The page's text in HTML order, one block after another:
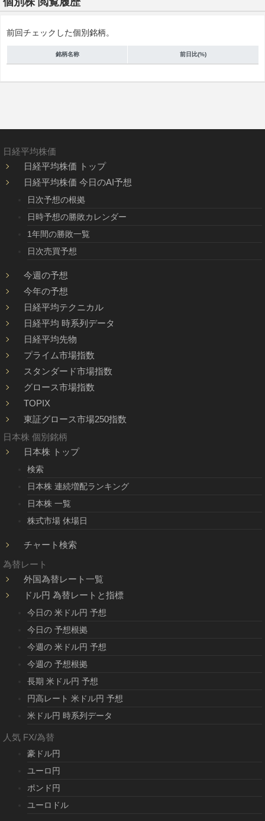
前回チェックした個別銘柄。
銘柄名称 前日比(%)
日経平均株価
日経平均株価 トップ
日経平均株価 今日のAI予想
日次予想の根拠
日時予想の勝敗カレンダー
1年間の勝敗一覧
日次売買予想
今週の予想
今年の予想
日経平均テクニカル
日経平均 時系列データ
日経平均先物
プライム市場指数
スタンダード市場指数
グロース市場指数
TOPIX
東証グロース市場250指数
日本株 個別銘柄
日本株 トップ
検索
日本株 連続増配ランキング
日本株 一覧
株式市場 休場日
チャート検索
為替レート
外国為替レート一覧
ドル円 為替レートと指標
今日の 米ドル円 予想
今日の 予想根拠
今週の 米ドル円 予想
今週の 予想根拠
長期 米ドル円 予想
円高レート 米ドル円 予想
米ドル円 時系列データ
人気 FX/為替
豪ドル円
ユーロ円
ポンド円
ユーロドル